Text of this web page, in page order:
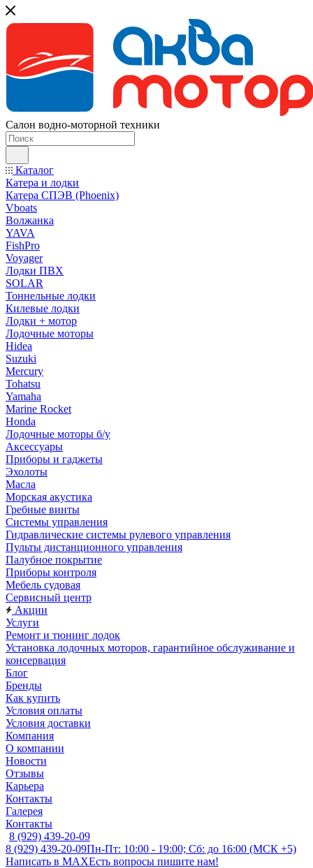
Салон водно-моторной техники
Каталог
Катера и лодки
Катера СПЭВ (Phoenix)
Vboats
Волжанка
YAVA
FishPro
Voyager
Лодки ПВХ
SOLAR
Тоннельные лодки
Килевые лодки
Лодки + мотор
Лодочные моторы
Hidea
Suzuki
Mercury
Tohatsu
Yamaha
Marine Rocket
Honda
Лодочные моторы б/у
Аксессуары
Приборы и гаджеты
Эхолоты
Масла
Морская акустика
Гребные винты
Системы управления
Гидравлические системы рулевого управления
Пульты дистанционного управления
Палубное покрытие
Приборы контроля
Мебель судовая
Сервисный центр
Акции
Услуги
Ремонт и тюнинг лодок
Установка лодочных моторов, гарантийное обслуживание и
консервация
Блог
Бренды
Как купить
Условия оплаты
Условия доставки
Компания
О компании
Новости
Отзывы
Карьера
Контакты
Галерея
Контакты
8 (929) 439-20-09
8 (929) 439-20-09Пн-Пт: 10:00 - 19:00; Сб: до 16:00 (МСК +5)
Написать в MAXЕсть вопросы пишите нам!